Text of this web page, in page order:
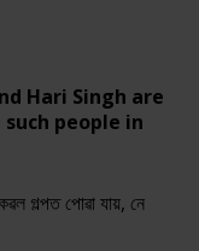
Hari Singh are
people in
গল্পত পোৱা যায়, নে